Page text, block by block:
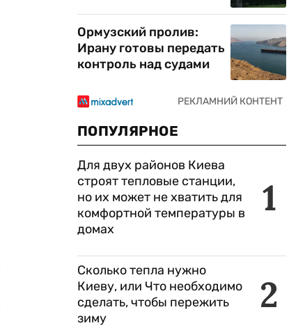
Ормузский пролив:
Ирану готовы передать
контроль над судами
ПОПУЛЯРНОЕ
1
Для двух районов Киева
строят тепловые станции,
но их может не хватить для
комфортной температуры в
домах
2
Сколько тепла нужно
Киеву, или Что необходимо
сделать, чтобы пережить
зиму